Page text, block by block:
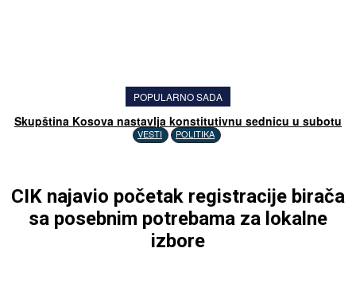
POPULARNO SADA
Skupština Kosova nastavlja konstitutivnu sednicu u subotu
VESTI POLITIKA
CIK najavio početak registracije birača
sa posebnim potrebama za lokalne
izbore